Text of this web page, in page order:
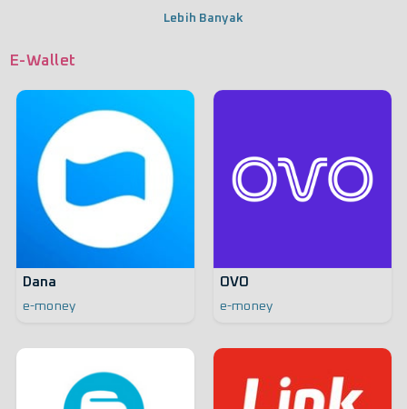
Lebih Banyak
E-Wallet
Dana
e-money
OVO
e-money